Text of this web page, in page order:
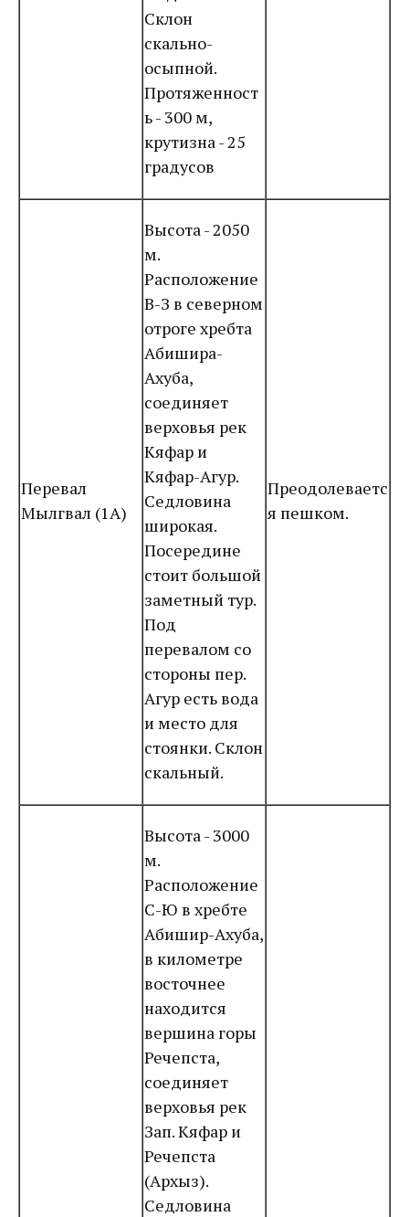
Склон
скально-
осыпной.
Протяженност
ь - 300 м,
крутизна - 25
градусов
Перевал
Мылгвал (1А)
Высота - 2050
м.
Расположение
В-З в северном
отроге хребта
Абишира-
Ахуба,
соединяет
верховья рек
Кяфар и
Кяфар-Агур.
Седловина
широкая.
Посередине
стоит большой
заметный тур.
Под
перевалом со
стороны пер.
Агур есть вода
и место для
стоянки. Склон
скальный.
Преодолеваетс
я пешком.
Высота - 3000
м.
Расположение
С-Ю в хребте
Абишир-Ахуба,
в километре
восточнее
находится
вершина горы
Речепста,
соединяет
верховья рек
Зап. Кяфар и
Речепста
(Архыз).
Седловина